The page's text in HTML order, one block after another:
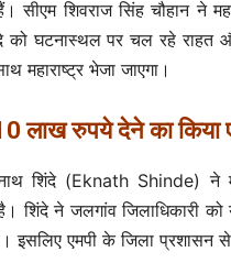
सीएम शिवराज सिंह चौहान ने
घटनास्थल पर चल रहे राहत
महाराष्ट्र भेजा जाएगा।
लाख रुपये देने का किया
शिंदे (Eknath Shinde)
शिंदे ने जलगांव जिलाधिकारी
इसलिए एमपी के जिला प्रशासन से